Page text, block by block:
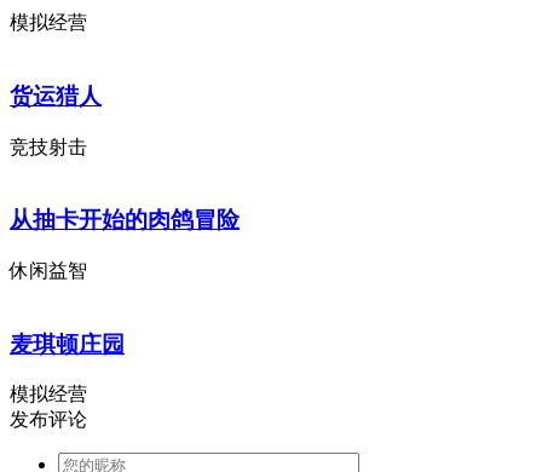
模拟经营
货运猎人
竞技射击
从抽卡开始的肉鸽冒险
休闲益智
麦琪顿庄园
模拟经营
发布评论